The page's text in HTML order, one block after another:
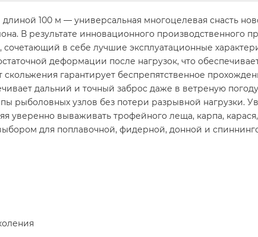
100 м — универсальная многоцелевая снасть
В результате инновационного производственного
в себе лучшие эксплуатационные
деформации после нагрузок, что
гарантирует беспрепятственное
дальний и точный заброс даже в ветреную
рыболовных узлов без потери разрывной нагрузки.
вываживать трофейного леща, карпа, карася,
для поплавочной, фидерной, донной и